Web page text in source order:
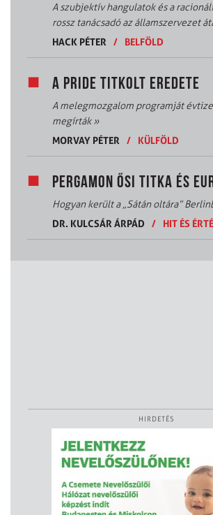
A szubjektív hangulatok és a
rossz tanácsadó az államszervezet
HACK PÉTER
/ BELFÖLD
A PRIDE TITKOLT EREDETE
A melegmozgalom programját
megírták»
MORVAY PÉTER
/ KÜLFÖLD
PERGAMON ŐSI TITKA ÉS
Hogyan került a „Sátán oltára”
DR. KULCSÁR ÁRPÁD
/ HIT ÉS
HIRDETÉS